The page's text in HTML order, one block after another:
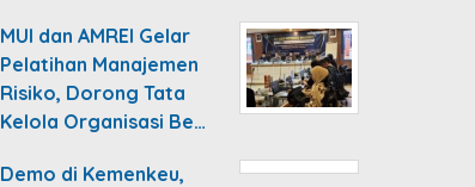
MUI dan AMREI Gelar
Pelatihan Manajemen
Risiko, Dorong Tata
Kelola Organisasi Be…
Demo di Kemenkeu,